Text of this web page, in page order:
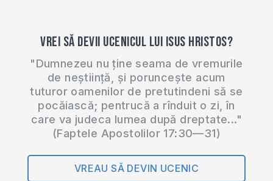
Vrei să devii ucenicul lui Isus Hristos?
"Dumnezeu nu ține seama de vremurile
de neștiință, și poruncește acum
tuturor oamenilor de pretutindeni să se
pocăiască; pentrucă a rînduit o zi, în
care va judeca lumea după dreptate..."
(Faptele Apostolilor 17:30—31)
VREAU SĂ DEVIN UCENIC